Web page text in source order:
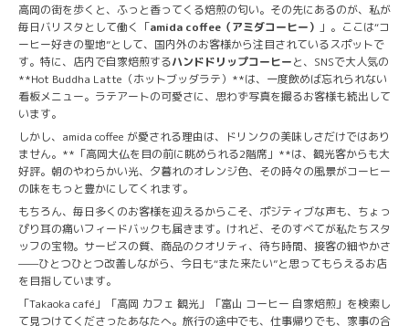
高岡の街を歩くと、ふっと香ってくる焙煎の匂い。その先にあるのが、私が
毎日バリスタとして働く「amida coffee（アミダコーヒー） 」。ここは“コ
ーヒー好きの聖地”として、国内外のお客様から注目されているスポットで
す。特に、店内で自家焙煎するハンドドリップコーヒーと、SNSで大人気の
**Hot Buddha Latte（ホットブッダラテ）**は、一度飲めば忘れられない
看板メニュー。ラテアートの可愛さに、思わず写真を撮るお客様も続出して
います。
しかし、amida coffee が愛される理由は、ドリンクの美味しさだけではあり
ません。**「高岡大仏を目の前に眺められる2階席」**は、観光客からも大
好評。朝のやわらかい光、夕暮れのオレンジ色、その時々の風景がコーヒー
の味をもっと豊かにしてくれます。
もちろん、毎日多くのお客様を迎えるからこそ、ポジティブな声も、ちょっ
ぴり耳の痛いフィードバックも届きます。けれど、そのすべてが私たちスタ
ッフの宝物。サービスの質、商品のクオリティ、待ち時間、接客の細やかさ
——ひとつひとつ改善しながら、今日も“また来たい”と思ってもらえるお店
を目指しています。
「Takaoka café」「高岡 カフェ 観光」「富山 コーヒー 自家焙煎」を検索し
て見つけてくださったあなたへ。旅行の途中でも、仕事帰りでも、家事の合